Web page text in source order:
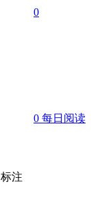
0
0 每日阅读
标注